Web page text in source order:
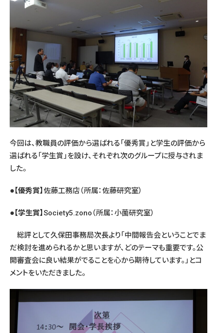
今回は、教職員の評価から選ばれる「優秀賞」と学生の評価から
選ばれる「学生賞」を設け、それぞれ次のグループに授与されま
した。
●【優秀賞】 佐藤工務店（所属：佐藤研究室）
●【学生賞】 Society5.zono（所属：小薗研究室）
総評として久保田事務局次長より「中間報告会ということでま
だ検討を進められるかと思いますが、どのテーマも重要です。公
開審査会に良い結果がでることを心から期待しています。」とコ
メントをいただきました。